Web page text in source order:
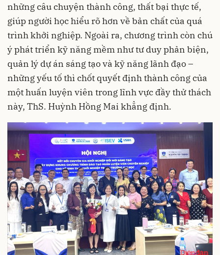
những câu chuyện thành công, thất bại thực tế,
giúp người học hiểu rõ hơn về bản chất của quá
trình khởi nghiệp. Ngoài ra, chương trình còn chú
ý phát triển kỹ năng mềm như tư duy phản biện,
quản lý dự án sáng tạo và kỹ năng lãnh đạo –
những yếu tố thì chốt quyết định thành công của
một huấn luyện viên trong lĩnh vực đầy thử thách
này, ThS. Huỳnh Hồng Mai khẳng định.